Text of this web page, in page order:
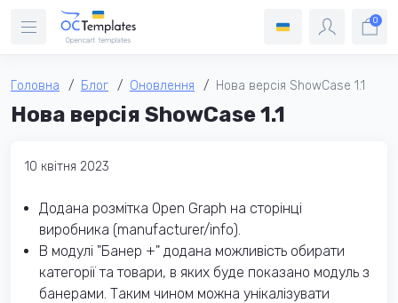
0
Головна Блог Оновлення Нова версія ShowCase 1.1
Нова версія ShowCase 1.1
10 квітня 2023
Додана розмітка Open Graph на сторінці
виробника (manufacturer/info).
В модулі "Банер +" додана можливість обирати
категорії та товари, в яких буде показано модуль з
банерами. Таким чином можна унікалізувати